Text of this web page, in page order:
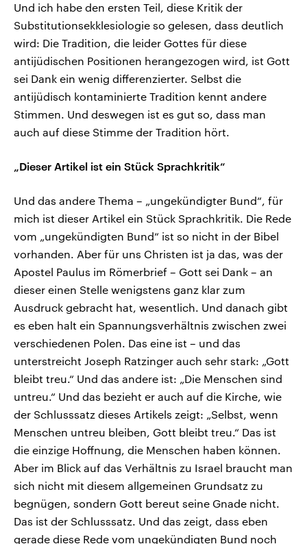
Und ich habe den ersten Teil, diese Kritik der
Substitutionsekklesiologie so gelesen, dass deutlich
wird: Die Tradition, die leider Gottes für diese
antijüdischen Positionen herangezogen wird, ist Gott
sei Dank ein wenig differenzierter. Selbst die
antijüdisch kontaminierte Tradition kennt andere
Stimmen. Und deswegen ist es gut so, dass man
auch auf diese Stimme der Tradition hört.
„Dieser Artikel ist ein Stück Sprachkritik“
Und das andere Thema – „ungekündigter Bund“, für
mich ist dieser Artikel ein Stück Sprachkritik. Die Rede
vom „ungekündigten Bund“ ist so nicht in der Bibel
vorhanden. Aber für uns Christen ist ja das, was der
Apostel Paulus im Römerbrief – Gott sei Dank – an
dieser einen Stelle wenigstens ganz klar zum
Ausdruck gebracht hat, wesentlich. Und danach gibt
es eben halt ein Spannungsverhältnis zwischen zwei
verschiedenen Polen. Das eine ist – und das
unterstreicht Joseph Ratzinger auch sehr stark: „Gott
bleibt treu.“ Und das andere ist: „Die Menschen sind
untreu.“ Und das bezieht er auch auf die Kirche, wie
der Schlusssatz dieses Artikels zeigt: „Selbst, wenn
Menschen untreu bleiben, Gott bleibt treu.“ Das ist
die einzige Hoffnung, die Menschen haben können.
Aber im Blick auf das Verhältnis zu Israel braucht man
sich nicht mit diesem allgemeinen Grundsatz zu
begnügen, sondern Gott bereut seine Gnade nicht.
Das ist der Schlusssatz. Und das zeigt, dass eben
gerade diese Rede vom ungekündigten Bund noch